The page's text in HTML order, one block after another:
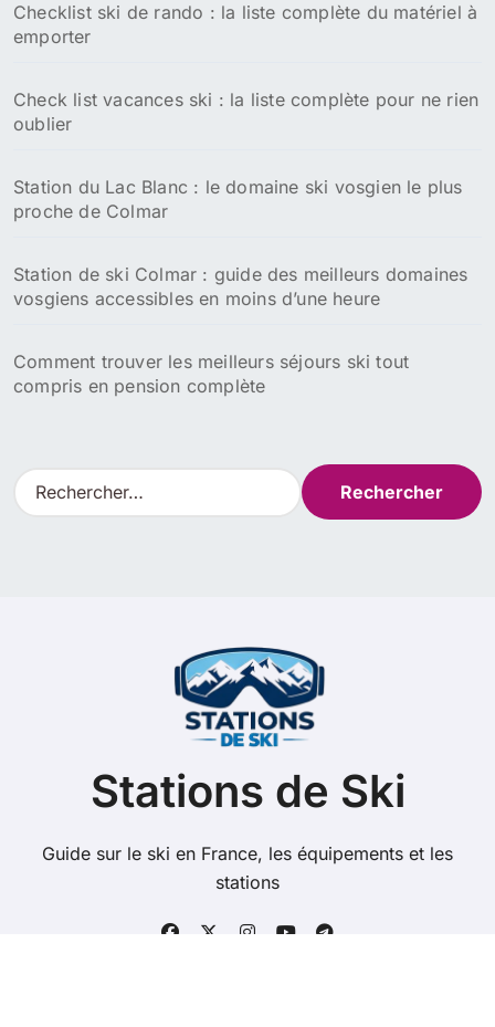
Checklist ski de rando : la liste complète du matériel à
emporter
Check list vacances ski : la liste complète pour ne rien
oublier
Station du Lac Blanc : le domaine ski vosgien le plus
proche de Colmar
Station de ski Colmar : guide des meilleurs domaines
vosgiens accessibles en moins d’une heure
Comment trouver les meilleurs séjours ski tout
compris en pension complète
R
e
Stations de Ski
Guide sur le ski en France, les équipements et les
stations